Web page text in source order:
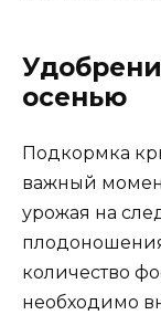
осенью
Подкормка
важный
урожая на
количество
необходимо